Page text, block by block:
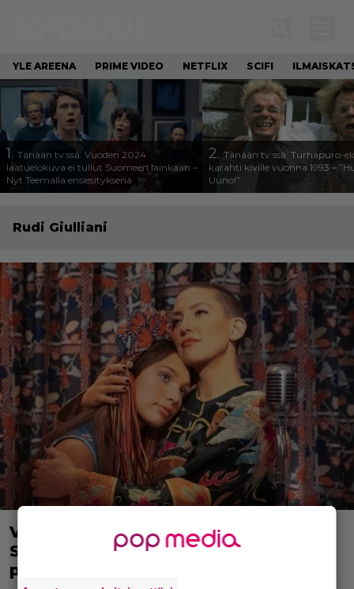
YLE AREENA PRIME VIDEO NETFLIX SCIFI
1. Tänään tv:ssä: Vuoden 2024
laatuelokuva ei tullut Suomeen lainkaan –
Nyt Teemalla ensiesityksenä
2. Tänään tv:ssä: Turhapuro-
karahti kiville vuonna 1993 –
Uuno!”
Rudi Giulliani
Voihan mätä vattu sentään! –
Surkeimpien elokuvateosten
palkinnot on taas jaettu